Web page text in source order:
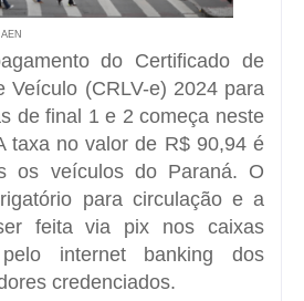
do Certificado de
Veículo (CRLV-e) 2024 para
de final 1 e 2 começa neste
taxa no valor de R$ 90,94 é
os veículos do Paraná. O
para circulação e a
feita via pix nos caixas
internet banking dos
credenciados.